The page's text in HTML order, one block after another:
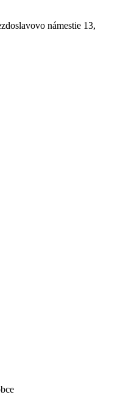
námestie 13,